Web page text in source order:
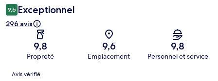
9,6 Exceptionnel
296 avis
9,8
Propreté
9,6
Emplacement
9,8
Personnel et service
Avis
Avis vérifié